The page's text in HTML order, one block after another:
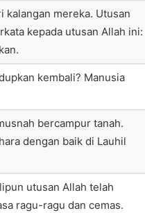
kalangan mereka. Utusan
kepada utusan Allah ini:
kembali? Manusia
bercampur tanah.
dengan baik di Lauhil
utusan Allah telah
ragu-ragu dan cemas.